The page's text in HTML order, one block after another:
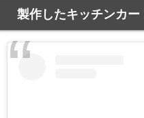
製作したキッチンカー